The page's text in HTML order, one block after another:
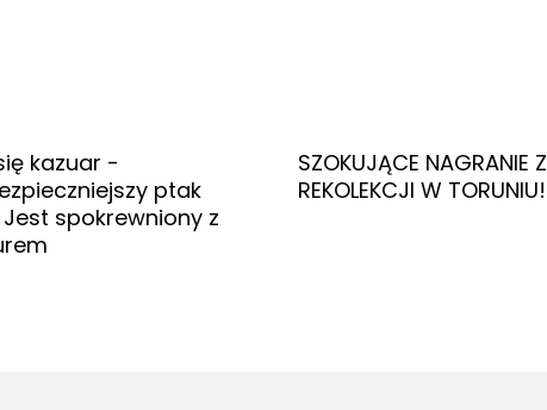
kazuar -
ptak
spokrewniony z
SZOKUJĄCE NAGRANIE Z
REKOLEKCJI W TORUNIU!